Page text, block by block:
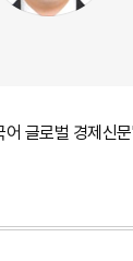
글로벌 경제신문